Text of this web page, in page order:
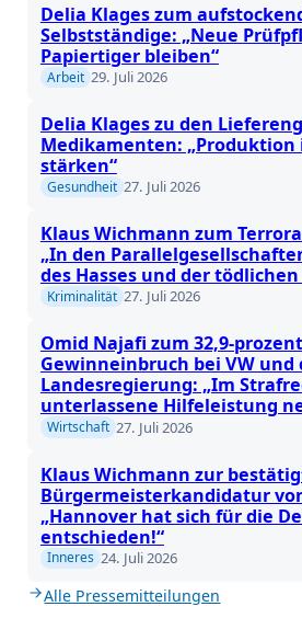
Delia Klages zum
Selbstständige: „Neue
Papiertiger bleiben“
Arbeit 29. Juli 2026
Delia Klages zu den
Medikamenten: „Produktion
stärken“
Gesundheit 27. Juli 2026
Klaus Wichmann zum
„In den
des Hasses und der
Kriminalität 27. Juli 2026
Omid Najafi zum 32,9-
Gewinneinbruch bei VW
Landesregierung: „Im
unterlassene Hilfeleistung
Wirtschaft 27. Juli 2026
Klaus Wichmann zur
Bürgermeisterkandidatur
„Hannover hat sich für die
entschieden!“
Inneres 24. Juli 2026
Alle Pressemitteilungen